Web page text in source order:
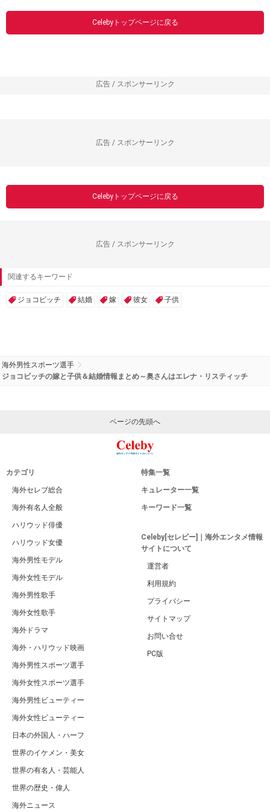
Celebyトップページに戻る
広告 / スポンサーリンク
広告 / スポンサーリンク
Celebyトップページに戻る
広告 / スポンサーリンク
関連するキーワード
ジョコビッチ 結婚 嫁 彼女 子供
海外男性スポーツ選手
ジョコビッチの嫁と子供＆結婚情報まとめ～奥さんはエレナ・リスティッチ
ページの先頭へ
カテゴリ
海外セレブ総合
海外有名人全般
ハリウッド俳優
ハリウッド女優
海外男性モデル
海外女性モデル
海外男性歌手
海外女性歌手
海外ドラマ
海外・ハリウッド映画
海外男性スポーツ選手
海外女性スポーツ選手
海外男性ビューティー
海外女性ビューティー
日本の外国人・ハーフ
世界のイケメン・美女
世界の有名人・芸能人
世界の歴史・偉人
海外ニュース
特集一覧
キュレーター一覧
キーワード一覧
Celeby[セレビー]｜海外エンタメ情報
サイトについて
運営者
利用規約
プライバシー
サイトマップ
お問い合せ
PC版